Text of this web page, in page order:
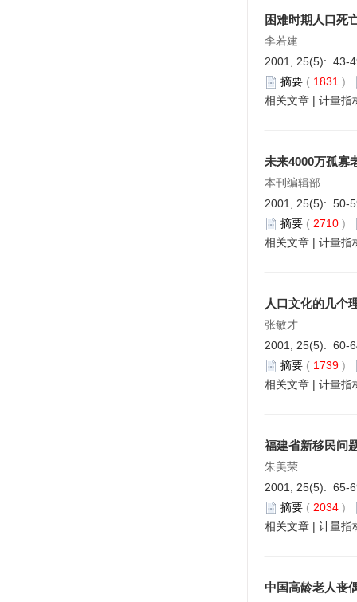
困难时期人口死
李若建
2001, 25(5): 43-
摘要 ( 1831 )
相关文章 | 计量指
未来4000万孤寡
本刊编辑部
2001, 25(5): 50-
摘要 ( 2710 )
相关文章 | 计量指
人口文化的几个
张敏才
2001, 25(5): 60-
摘要 ( 1739 )
相关文章 | 计量指
福建省新移民问
朱美荣
2001, 25(5): 65-
摘要 ( 2034 )
相关文章 | 计量指
中国高龄老人丧